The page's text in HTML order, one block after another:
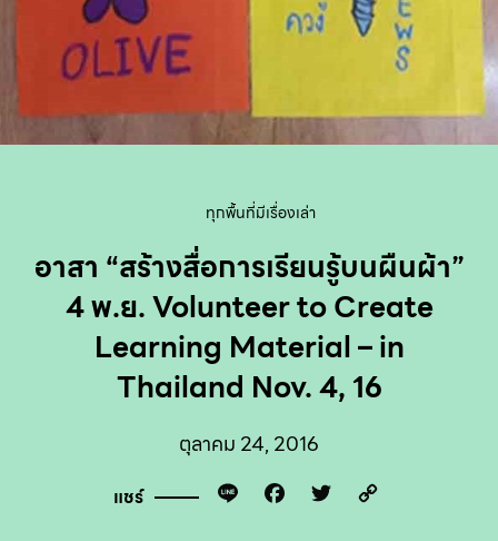
ทุกพื้นที่มีเรื่องเล่า
อาสา “สร้างสื่อการเรียนรู้บนผืนผ้า”
4 พ.ย. Volunteer to Create
Learning Material – in
Thailand Nov. 4, 16
ตุลาคม 24, 2016
แชร์ Line Facebook
Twitter